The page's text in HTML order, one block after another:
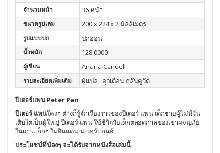
จำนวนหน้า 36 หน้า
ขนาดรูปเล่ม 200 x 224 x 2 มิลลิเมตร
รูปแบบปก ปกอ่อน
น้ำหนัก 128.0000
ผู้เขียน Ariana Candell
รายละเอียดเพิ่มเติม ผู้แปล : ดุจเดือน กลั่นคูวัด
ปีเตอร์แพน Peter Pan
ปีเตอร์ แพนใครๆ ต่างก็รู้จักเรื่องราวของปีเตอร์ แพน เด็กชายผู้ไม่มีวัน
เติบโตเป็นผู้ใหญ่ ปีเตอร์ แพน ใช้ชีวิตวัยเด็กตลอดกาลของเขาผจญภัย
ในเกาะเล็กๆ ในดินแดนเนเวอร์แลนด์
ประโยชน์ที่น้องๆ จะได้รับจากหนังสือเล่มนี้